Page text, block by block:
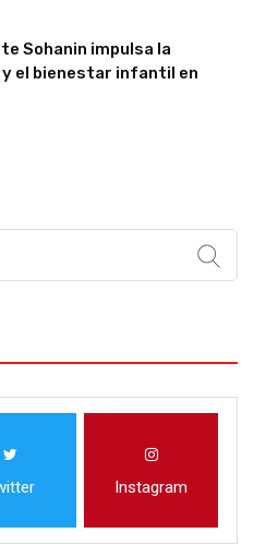
Sohanin impulsa la
el bienestar infantil en
Instagram